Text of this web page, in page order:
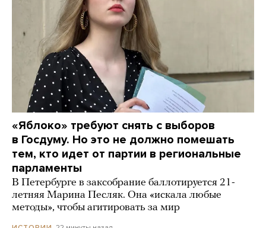
«Яблоко» требуют снять с выборов
в Госдуму. Но это не должно помешать
тем, кто идет от партии в региональные
парламенты
В Петербурге в заксобрание баллотируется 21-
летняя Марина Песляк. Она «искала любые
методы», чтобы агитировать за мир